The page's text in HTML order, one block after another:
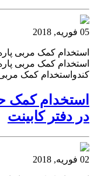
05 فوریه, 2018
استخدام کمک مربی
استخدام کمک مربی
کندواستخدام کمک
استخدام کمک
در دفتر کابینت
02 فوریه, 2018